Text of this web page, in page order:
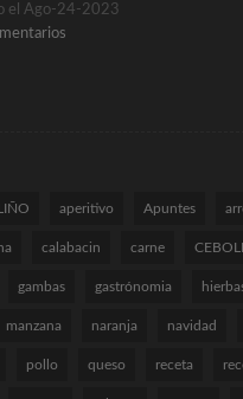
el Ago-24-2023
aperitivo Apuntes
calabacin carne
gambas gastrónomia
manzana naranja navidad
pollo queso receta